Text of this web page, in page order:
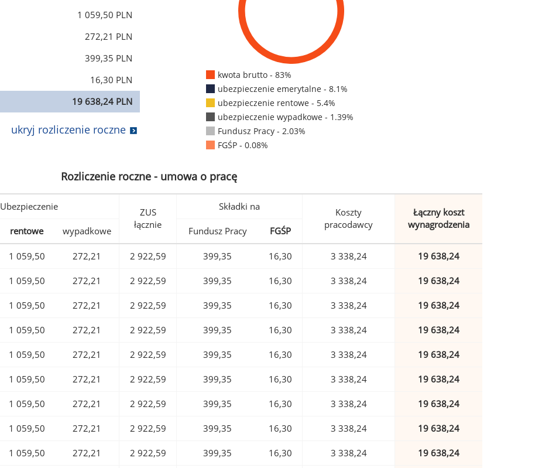
1 059,50 PLN
272,21 PLN
399,35 PLN
16,30 PLN
19 638,24 PLN
ukryj rozliczenie roczne
kwota brutto - 83%
ubezpieczenie emerytalne - 8.1%
ubezpieczenie rentowe - 5.4%
ubezpieczenie wypadkowe - 1.39%
Fundusz Pracy - 2.03%
FGŚP - 0.08%
Rozliczenie roczne - umowa o pracę
Ubezpieczenie
ZUS
łącznie
Składki na
Koszty
pracodawcy
Łączny koszt
wynagrodzenia
rentowe wypadkowe Fundusz Pracy FGŚP
1 059,50 272,21 2 922,59 399,35 16,30 3 338,24 19 638,24
1 059,50 272,21 2 922,59 399,35 16,30 3 338,24 19 638,24
1 059,50 272,21 2 922,59 399,35 16,30 3 338,24 19 638,24
1 059,50 272,21 2 922,59 399,35 16,30 3 338,24 19 638,24
1 059,50 272,21 2 922,59 399,35 16,30 3 338,24 19 638,24
1 059,50 272,21 2 922,59 399,35 16,30 3 338,24 19 638,24
1 059,50 272,21 2 922,59 399,35 16,30 3 338,24 19 638,24
1 059,50 272,21 2 922,59 399,35 16,30 3 338,24 19 638,24
1 059,50 272,21 2 922,59 399,35 16,30 3 338,24 19 638,24